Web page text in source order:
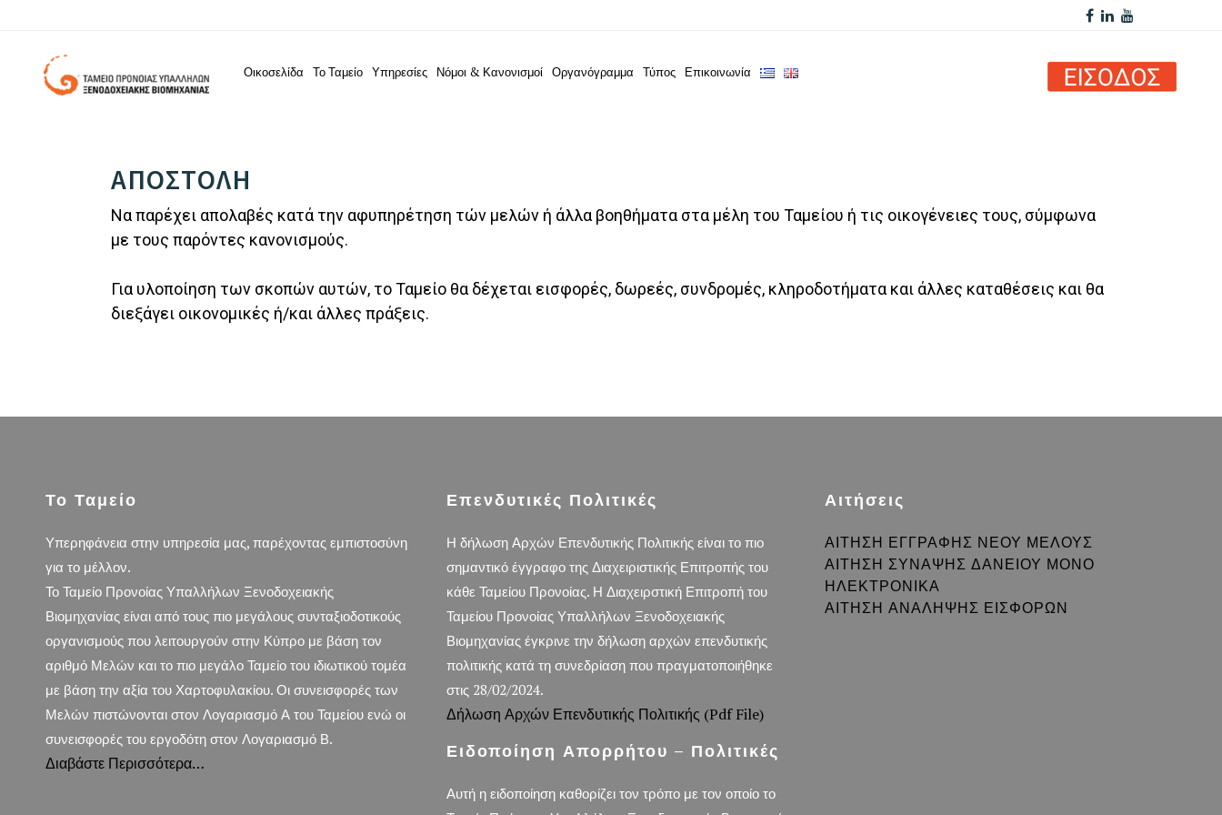
Οικοσελίδα Το Ταμείο Υπηρεσίες Νόμοι & Κανονισμοί Οργανόγραμμα Τύπος Επικοινωνία
ΑΠΟΣΤΟΛΗ
Να παρέχει απολαβές κατά την αφυπηρέτηση τών μελών ή άλλα βοηθήματα στα μέλη του Ταμείου ή τις οικογένειες τους, σύμφωνα
με τους παρόντες κανονισμούς.
Για υλοποίηση των σκοπών αυτών, το Ταμείο θα δέχεται εισφορές, δωρεές, συνδρομές, κληροδοτήματα και άλλες καταθέσεις και θα
διεξάγει οικονομικές ή/και άλλες πράξεις.
Το Ταμείο
Υπερηφάνεια στην υπηρεσία μας, παρέχοντας εμπιστοσύνη
για το μέλλον.
Το Ταμείο Προνοίας Υπαλλήλων Ξενοδοχειακής
Βιομηχανίας είναι από τους πιο μεγάλους συνταξιοδοτικούς
οργανισμούς που λειτουργούν στην Κύπρο με βάση τον
αριθμό Μελών και το πιο μεγάλο Ταμείο του ιδιωτικού τομέα
με βάση την αξία του Χαρτοφυλακίου. Οι συνεισφορές των
Μελών πιστώνονται στον Λογαριασμό Α του Ταμείου ενώ οι
συνεισφορές του εργοδότη στον Λογαριασμό Β.
Διαβάστε Περισσότερα…
Επενδυτικές Πολιτικές
Η δήλωση Αρχών Επενδυτικής Πολιτικής είναι το πιο
σημαντικό έγγραφο της Διαχειριστικής Επιτροπής του
κάθε Ταμείου Προνοίας. Η Διαχειρστική Επιτροπή του
Ταμείου Προνοίας Υπαλλήλων Ξενοδοχειακής
Βιομηχανίας έγκρινε την δήλωση αρχών επενδυτικής
πολιτικής κατά τη συνεδρίαση που πραγματοποιήθηκε
στις 28/02/2024.
Δήλωση Αρχών Επενδυτικής Πολιτικής (pdf File)
Ειδοποίηση Απορρήτου – Πολιτικές
Αυτή η ειδοποίηση καθορίζει τον τρόπο με τον οποίο το
Αιτήσεις
ΑΙΤΗΣΗ ΕΓΓΡΑΦΗΣ ΝΕΟΥ ΜΕΛΟΥΣ
ΑΙΤΗΣΗ ΣΥΝΑΨΗΣ ΔΑΝΕΙΟΥ ΜΟΝΟ
ΗΛΕΚΤΡΟΝΙΚΑ
ΑΙΤΗΣΗ ΑΝΑΛΗΨΗΣ ΕΙΣΦΟΡΩΝ